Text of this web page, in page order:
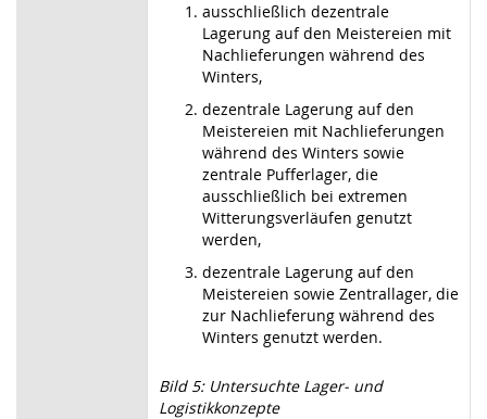
ausschließlich dezentrale
Lagerung auf den Meistereien mit
Nachlieferungen während des
Winters,
dezentrale Lagerung auf den
Meistereien mit Nachlieferungen
während des Winters sowie
zentrale Pufferlager, die
ausschließlich bei extremen
Witterungsverläufen genutzt
werden,
dezentrale Lagerung auf den
Meistereien sowie Zentrallager, die
zur Nachlieferung während des
Winters genutzt werden.
Bild 5: Untersuchte Lager- und
Logistikkonzepte